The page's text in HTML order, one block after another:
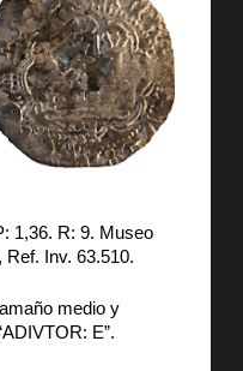
1,36. R: 9. Museo
Inv. 63.510.
medio y
E”.